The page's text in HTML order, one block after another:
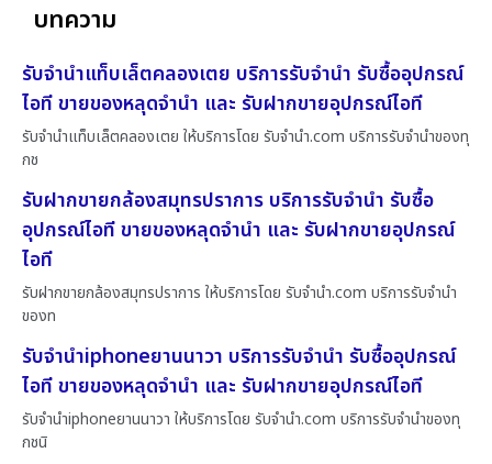
บทความ
รับจำนำแท็บเล็ตคลองเตย บริการรับจำนำ รับซื้ออุปกรณ์
ไอที ขายของหลุดจำนำ และ รับฝากขายอุปกรณ์ไอที
รับจำนำแท็บเล็ตคลองเตย ให้บริการโดย รับจํานํา.com บริการรับจำนำของทุ
กช
รับฝากขายกล้องสมุทรปราการ บริการรับจำนำ รับซื้อ
อุปกรณ์ไอที ขายของหลุดจำนำ และ รับฝากขายอุปกรณ์
ไอที
รับฝากขายกล้องสมุทรปราการ ให้บริการโดย รับจํานํา.com บริการรับจำนำ
ของท
รับจำนำiphoneยานนาวา บริการรับจำนำ รับซื้ออุปกรณ์
ไอที ขายของหลุดจำนำ และ รับฝากขายอุปกรณ์ไอที
รับจำนำiphoneยานนาวา ให้บริการโดย รับจํานํา.com บริการรับจำนำของทุ
กชนิ